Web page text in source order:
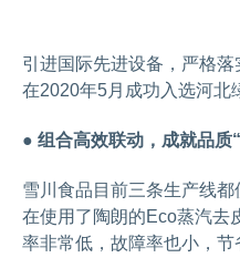
引进国际先进设备，严格
在2020年5月成功入选河北
● 组合高效联动，成就品质
雪川食品目前三条生产线都
在使用了陶朗的Eco蒸汽去
率非常低，故障率也小，